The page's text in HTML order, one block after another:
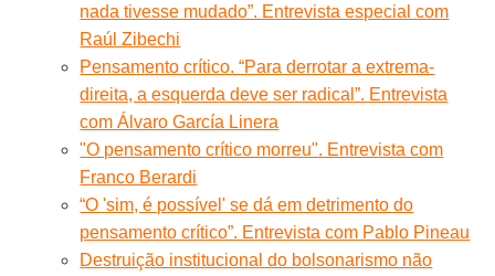
nada tivesse mudado”. Entrevista especial com
Raúl Zibechi
Pensamento crítico. “Para derrotar a extrema-
direita, a esquerda deve ser radical”. Entrevista
com Álvaro García Linera
"O pensamento crítico morreu". Entrevista com
Franco Berardi
“O 'sim, é possível' se dá em detrimento do
pensamento crítico”. Entrevista com Pablo Pineau
Destruição institucional do bolsonarismo não